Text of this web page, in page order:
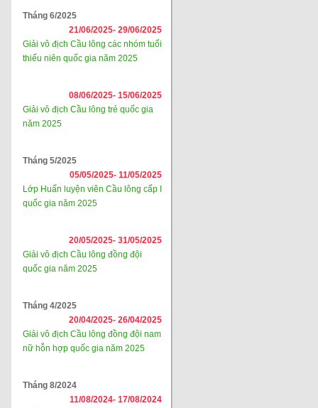
Tháng 6/2025
21/06/2025- 29/06/2025
Giải vô địch Cầu lông các nhóm tuổi
thiếu niên quốc gia năm 2025
08/06/2025- 15/06/2025
Giải vô địch Cầu lông trẻ quốc gia
năm 2025
Tháng 5/2025
05/05/2025- 11/05/2025
Lớp Huấn luyện viên Cầu lông cấp I
quốc gia năm 2025
20/05/2025- 31/05/2025
Giải vô địch Cầu lông đồng đội
quốc gia năm 2025
Tháng 4/2025
20/04/2025- 26/04/2025
Giải vô địch Cầu lông đồng đội nam
nữ hỗn hợp quốc gia năm 2025
Tháng 8/2024
11/08/2024- 17/08/2024